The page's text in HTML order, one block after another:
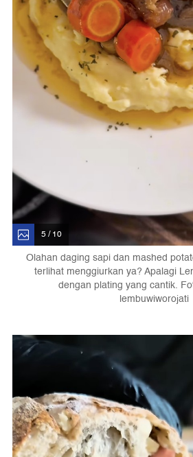
5 / 10
Olahan daging sapi dan mashed
terlihat menggiurkan ya? Apalagi
dengan plating yang cantik.
lembuwiworojati